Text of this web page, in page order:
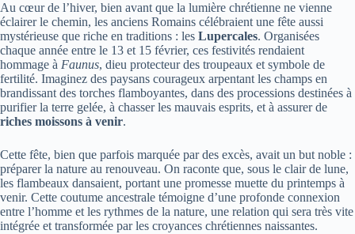
Au cœur de l’hiver, bien avant que la lumière chrétienne ne vienne
éclairer le chemin, les anciens Romains célébraient une fête aussi
mystérieuse que riche en traditions : les Lupercales. Organisées
chaque année entre le 13 et 15 février, ces festivités rendaient
hommage à Faunus, dieu protecteur des troupeaux et symbole de
fertilité. Imaginez des paysans courageux arpentant les champs en
brandissant des torches flamboyantes, dans des processions destinées à
purifier la terre gelée, à chasser les mauvais esprits, et à assurer de
riches moissons à venir.
Cette fête, bien que parfois marquée par des excès, avait un but noble :
préparer la nature au renouveau. On raconte que, sous le clair de lune,
les flambeaux dansaient, portant une promesse muette du printemps à
venir. Cette coutume ancestrale témoigne d’une profonde connexion
entre l’homme et les rythmes de la nature, une relation qui sera très vite
intégrée et transformée par les croyances chrétiennes naissantes.